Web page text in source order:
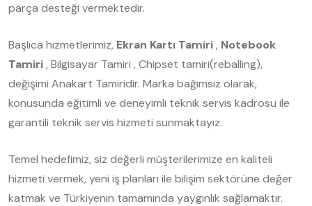
parça desteği vermektedir.
Başlıca hizmetlerimiz, Ekran Kartı Tamiri, Notebook
Tamiri, Bilgisayar Tamiri , Chipset tamiri(reballing),
değişimi Anakart Tamiridir. Marka bağımsız olarak,
konusunda eğitimli ve deneyimli teknik servis kadrosu ile
garantili teknik servis hizmeti sunmaktayız.
Temel hedefimiz, siz değerli müşterilerimize en kaliteli
hizmeti vermek, yeni iş planları ile bilişim sektörüne değer
katmak ve Türkiyenin tamamında yaygınlık sağlamaktır.